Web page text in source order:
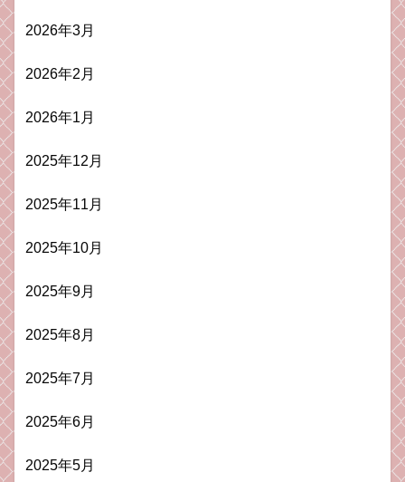
2026年3月
2026年2月
2026年1月
2025年12月
2025年11月
2025年10月
2025年9月
2025年8月
2025年7月
2025年6月
2025年5月